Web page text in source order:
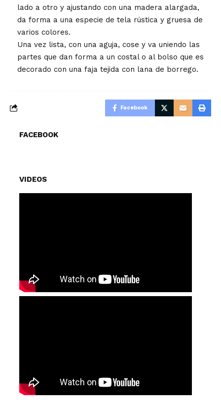
lado a otro y ajustando con una madera alargada,
da forma a una especie de tela rústica y gruesa de
varios colores.
Una vez lista, con una aguja, cose y va uniendo las
partes que dan forma a un costal o al bolso que es
decorado con una faja tejida con lana de borrego.
Facebook
FACEBOOK
VIDEOS